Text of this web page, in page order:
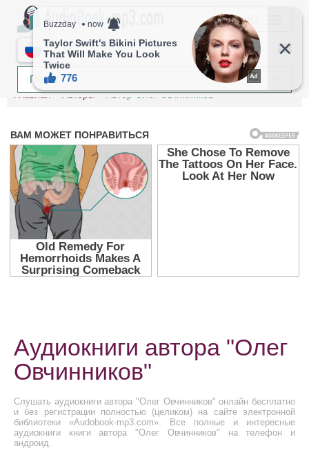
МЕНЮ
RU
Главная Авторы Автор Олег Овчинников
Аудиокниги автора "Олег
Овчинников"
Слушать аудиокниги автора "Олег Овчинников" онлайн бесплатно
и без регистрации полностью (целиком) на сайте электронной
библиотеки «Audobook-mp3.com». Все полные и интересные
аудиокниги книги автора "Олег Овчинников" на телефон и
андроид.